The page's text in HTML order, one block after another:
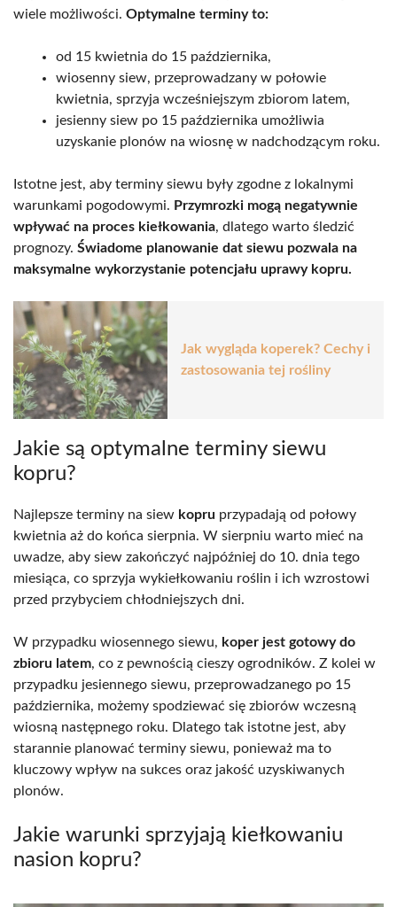
wiele możliwości. Optymalne terminy to:
od 15 kwietnia do 15 października,
wiosenny siew, przeprowadzany w połowie
kwietnia, sprzyja wcześniejszym zbiorom latem,
jesienny siew po 15 października umożliwia
uzyskanie plonów na wiosnę w nadchodzącym roku.
Istotne jest, aby terminy siewu były zgodne z lokalnymi
warunkami pogodowymi. Przymrozki mogą negatywnie
wpływać na proces kiełkowania, dlatego warto śledzić
prognozy. Świadome planowanie dat siewu pozwala na
maksymalne wykorzystanie potencjału uprawy kopru.
Jak wygląda koperek? Cechy i
zastosowania tej rośliny
Jakie są optymalne terminy siewu
kopru?
Najlepsze terminy na siew kopru przypadają od połowy
kwietnia aż do końca sierpnia. W sierpniu warto mieć na
uwadze, aby siew zakończyć najpóźniej do 10. dnia tego
miesiąca, co sprzyja wykiełkowaniu roślin i ich wzrostowi
przed przybyciem chłodniejszych dni.
W przypadku wiosennego siewu, koper jest gotowy do
zbioru latem, co z pewnością cieszy ogrodników. Z kolei w
przypadku jesiennego siewu, przeprowadzanego po 15
października, możemy spodziewać się zbiorów wczesną
wiosną następnego roku. Dlatego tak istotne jest, aby
starannie planować terminy siewu, ponieważ ma to
kluczowy wpływ na sukces oraz jakość uzyskiwanych
plonów.
Jakie warunki sprzyjają kiełkowaniu
nasion kopru?